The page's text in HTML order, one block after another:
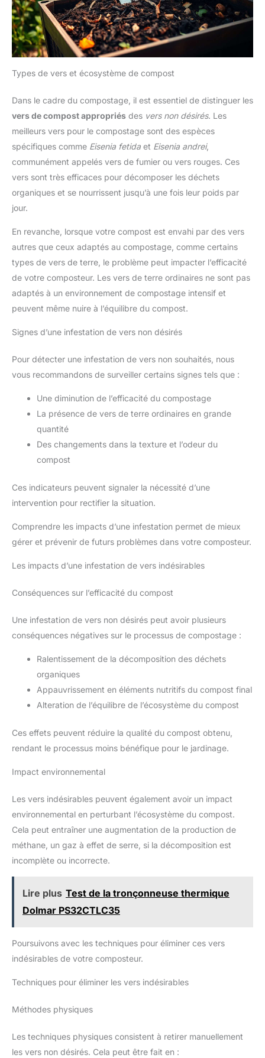
Types de vers et écosystème de compost
Dans le cadre du compostage, il est essentiel de distinguer les
vers de compost appropriés des vers non désirés. Les
meilleurs vers pour le compostage sont des espèces
spécifiques comme Eisenia fetida et Eisenia andrei,
communément appelés vers de fumier ou vers rouges. Ces
vers sont très efficaces pour décomposer les déchets
organiques et se nourrissent jusqu’à une fois leur poids par
jour.
En revanche, lorsque votre compost est envahi par des vers
autres que ceux adaptés au compostage, comme certains
types de vers de terre, le problème peut impacter l’efficacité
de votre composteur. Les vers de terre ordinaires ne sont pas
adaptés à un environnement de compostage intensif et
peuvent même nuire à l’équilibre du compost.
Signes d’une infestation de vers non désirés
Pour détecter une infestation de vers non souhaités, nous
vous recommandons de surveiller certains signes tels que :
Une diminution de l’efficacité du compostage
La présence de vers de terre ordinaires en grande
quantité
Des changements dans la texture et l’odeur du
compost
Ces indicateurs peuvent signaler la nécessité d’une
intervention pour rectifier la situation.
Comprendre les impacts d’une infestation permet de mieux
gérer et prévenir de futurs problèmes dans votre composteur.
Les impacts d’une infestation de vers indésirables
Conséquences sur l’efficacité du compost
Une infestation de vers non désirés peut avoir plusieurs
conséquences négatives sur le processus de compostage :
Ralentissement de la décomposition des déchets
organiques
Appauvrissement en éléments nutritifs du compost final
Alteration de l’équilibre de l’écosystème du compost
Ces effets peuvent réduire la qualité du compost obtenu,
rendant le processus moins bénéfique pour le jardinage.
Impact environnemental
Les vers indésirables peuvent également avoir un impact
environnemental en perturbant l’écosystème du compost.
Cela peut entraîner une augmentation de la production de
méthane, un gaz à effet de serre, si la décomposition est
incomplète ou incorrecte.
Lire plus Test de la tronçonneuse thermique
Dolmar PS32CTLC35
Poursuivons avec les techniques pour éliminer ces vers
indésirables de votre composteur.
Techniques pour éliminer les vers indésirables
Méthodes physiques
Les techniques physiques consistent à retirer manuellement
les vers non désirés. Cela peut être fait en :